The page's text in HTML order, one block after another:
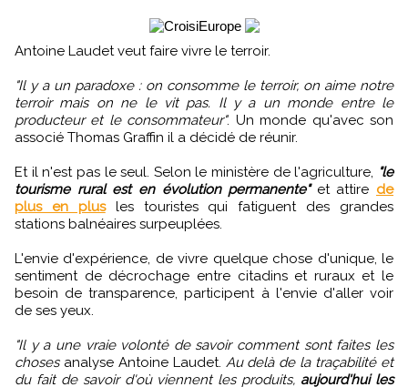
Antoine Laudet veut faire vivre le terroir.
"Il y a un paradoxe : on consomme le terroir, on aime notre
terroir mais on ne le vit pas. Il y a un monde entre le
producteur et le consommateur". Un monde qu'avec son
associé Thomas Graffin il a décidé de réunir.
Et il n'est pas le seul. Selon le ministère de l'agriculture,
"le
tourisme rural est en évolution permanente"et attire de
plus en plusles touristes qui fatiguent des grandes
stations balnéaires surpeuplées.
L'envie d'expérience, de vivre quelque chose d'unique, le
sentiment de décrochage entre citadins et ruraux et le
besoin de transparence, participent à l'envie d'aller voir
de ses yeux.
"Il y a une vraie volonté de savoir comment sont faites les
chosesanalyse Antoine Laudet. Au delà de la traçabilité et
du fait de savoir d'où viennent les produits, aujourd'hui les